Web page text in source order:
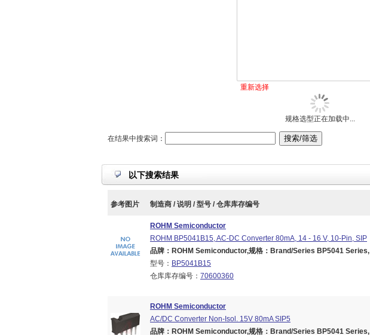
重新选择
规格选型正在加载中...
在结果中搜索词：
以下搜索结果
参考图片 制造商 / 说明 / 型号 / 仓库库存编号
ROHM Semiconductor
ROHM BP5041B15, AC-DC Converter 80mA, 14 - 16 V, 10-Pin, SIP
品牌：ROHM Semiconductor,规格：Brand/Series BP5041 Series,
型号： BP5041B15
仓库库存编号： 70600360
ROHM Semiconductor
AC/DC Converter Non-Isol. 15V 80mA SIP5
品牌：ROHM Semiconductor,规格：Brand/Series BP5041 Series,